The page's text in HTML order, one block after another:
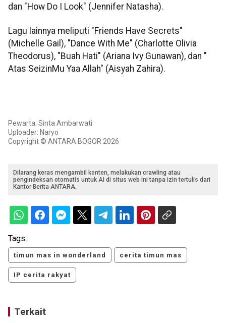
dan "How Do I Look" (Jennifer Natasha).
Lagu lainnya meliputi "Friends Have Secrets"
(Michelle Gail), "Dance With Me" (Charlotte Olivia
Theodorus), "Buah Hati" (Ariana Ivy Gunawan), dan "
Atas SeizinMu Yaa Allah" (Aisyah Zahira).
Pewarta: Sinta Ambarwati
Uploader: Naryo
Copyright © ANTARA BOGOR 2026
Dilarang keras mengambil konten, melakukan crawling atau
pengindeksan otomatis untuk AI di situs web ini tanpa izin tertulis dari
Kantor Berita ANTARA.
Tags:
timun mas in wonderland cerita timun mas
IP cerita rakyat
Terkait